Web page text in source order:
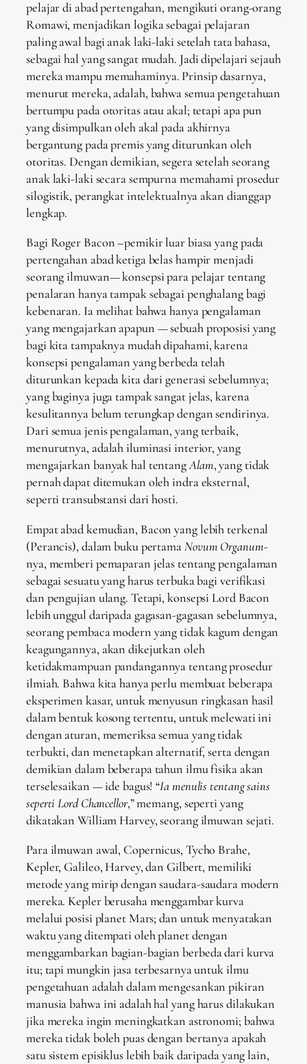
pelajar di abad pertengahan, mengikuti orang-orang
Romawi, menjadikan logika sebagai pelajaran
paling awal bagi anak laki-laki setelah tata bahasa,
sebagai hal yang sangat mudah. Jadi dipelajari sejauh
mereka mampu memahaminya. Prinsip dasarnya,
menurut mereka, adalah, bahwa semua pengetahuan
bertumpu pada otoritas atau akal; tetapi apa pun
yang disimpulkan oleh akal pada akhirnya
bergantung pada premis yang diturunkan oleh
otoritas. Dengan demikian, segera setelah seorang
anak laki-laki secara sempurna memahami prosedur
silogistik, perangkat intelektualnya akan dianggap
lengkap.
Bagi Roger Bacon –pemikir luar biasa yang pada
pertengahan abad ketiga belas hampir menjadi
seorang ilmuwan— konsepsi para pelajar tentang
penalaran hanya tampak sebagai penghalang bagi
kebenaran. Ia melihat bahwa hanya pengalaman
yang mengajarkan apapun — sebuah proposisi yang
bagi kita tampaknya mudah dipahami, karena
konsepsi pengalaman yang berbeda telah
diturunkan kepada kita dari generasi sebelumnya;
yang baginya juga tampak sangat jelas, karena
kesulitannya belum terungkap dengan sendirinya.
Dari semua jenis pengalaman, yang terbaik,
menurutnya, adalah iluminasi interior, yang
mengajarkan banyak hal tentangAlam, yang tidak
pernah dapat ditemukan oleh indra eksternal,
seperti transubstansi dari hosti.
Empat abad kemudian, Bacon yang lebih terkenal
(Perancis), dalam buku pertamaNovum Organum-
nya, memberi pemaparan jelas tentang pengalaman
sebagai sesuatu yang harus terbuka bagi verifikasi
dan pengujian ulang. Tetapi, konsepsi Lord Bacon
lebih unggul daripada gagasan-gagasan sebelumnya,
seorang pembaca modern yang tidak kagum dengan
keagungannya, akan dikejutkan oleh
ketidakmampuan pandangannya tentang prosedur
ilmiah. Bahwa kita hanya perlu membuat beberapa
eksperimen kasar, untuk menyusun ringkasan hasil
dalam bentuk kosong tertentu, untuk melewati ini
dengan aturan, memeriksa semua yang tidak
terbukti, dan menetapkan alternatif, serta dengan
demikian dalam beberapa tahun ilmu fisika akan
terselesaikan — ide bagus! “Ia menulis tentang sains
seperti Lord Chancellor,” memang, seperti yang
dikatakan William Harvey, seorang ilmuwan sejati.
Para ilmuwan awal, Copernicus, Tycho Brahe,
Kepler, Galileo, Harvey, dan Gilbert, memiliki
metode yang mirip dengan saudara-saudara modern
mereka. Kepler berusaha menggambar kurva
melalui posisi planet Mars; dan untuk menyatakan
waktu yang ditempati oleh planet dengan
menggambarkan bagian-bagian berbeda dari kurva
itu; tapi mungkin jasa terbesarnya untuk ilmu
pengetahuan adalah dalam mengesankan pikiran
manusia bahwa ini adalah hal yang harus dilakukan
jika mereka ingin meningkatkan astronomi; bahwa
mereka tidak boleh puas dengan bertanya apakah
satu sistem episiklus lebih baik daripada yang lain,